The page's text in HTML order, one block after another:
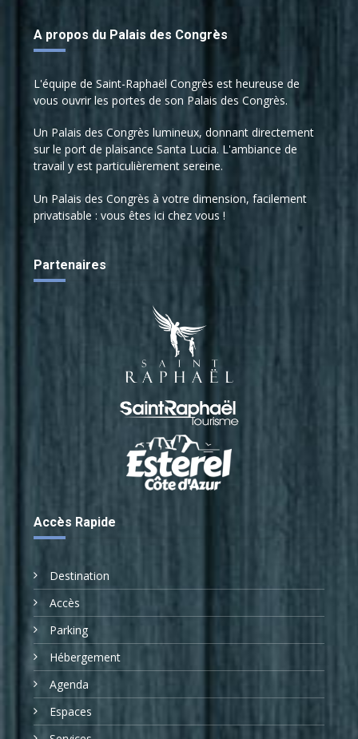
A propos du Palais des Congrès
L'équipe de Saint-Raphaël Congrès est heureuse de
vous ouvrir les portes de son Palais des Congrès.
Un Palais des Congrès lumineux, donnant directement
sur le port de plaisance Santa Lucia. L'ambiance de
travail y est particulièrement sereine.
Un Palais des Congrès à votre dimension, facilement
privatisable : vous êtes ici chez vous !
Partenaires
Accès Rapide
Destination
Accès
Parking
Hébergement
Agenda
Espaces